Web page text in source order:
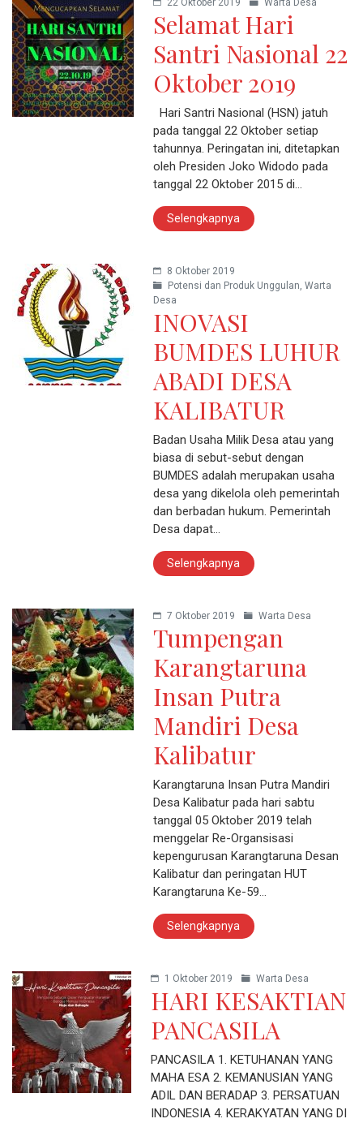
22 Oktober 2019 Warta Desa
Selamat Hari
Santri Nasional 22
Oktober 2019
Hari Santri Nasional (HSN) jatuh
pada tanggal 22 Oktober setiap
tahunnya. Peringatan ini, ditetapkan
oleh Presiden Joko Widodo pada
tanggal 22 Oktober 2015 di…
Selengkapnya
8 Oktober 2019
Potensi dan Produk Unggulan, Warta
Desa
INOVASI
BUMDES LUHUR
ABADI DESA
KALIBATUR
Badan Usaha Milik Desa atau yang
biasa di sebut-sebut dengan
BUMDES adalah merupakan usaha
desa yang dikelola oleh pemerintah
dan berbadan hukum. Pemerintah
Desa dapat…
Selengkapnya
7 Oktober 2019 Warta Desa
Tumpengan
Karangtaruna
Insan Putra
Mandiri Desa
Kalibatur
Karangtaruna Insan Putra Mandiri
Desa Kalibatur pada hari sabtu
tanggal 05 Oktober 2019 telah
menggelar Re-Organsisasi
kepengurusan Karangtaruna Desan
Kalibatur dan peringatan HUT
Karangtaruna Ke-59…
Selengkapnya
1 Oktober 2019 Warta Desa
HARI KESAKTIAN
PANCASILA
PANCASILA 1. KETUHANAN YANG
MAHA ESA 2. KEMANUSIAN YANG
ADIL DAN BERADAP 3. PERSATUAN
INDONESIA 4. KERAKYATAN YANG DI